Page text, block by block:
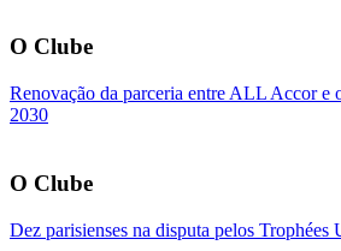
O Clube
Renovação da parceria entre ALL Accor e
2030
O Clube
Dez parisienses na disputa pelos